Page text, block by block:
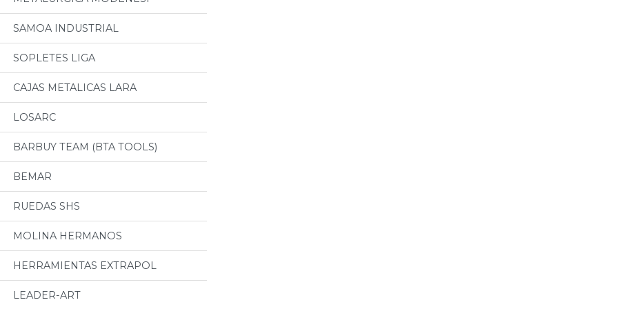
SAMOA INDUSTRIAL
SOPLETES LIGA
CAJAS METALICAS LARA
LOSARC
BARBUY TEAM (BTA TOOLS)
BEMAR
RUEDAS SHS
MOLINA HERMANOS
HERRAMIENTAS EXTRAPOL
LEADER-ART